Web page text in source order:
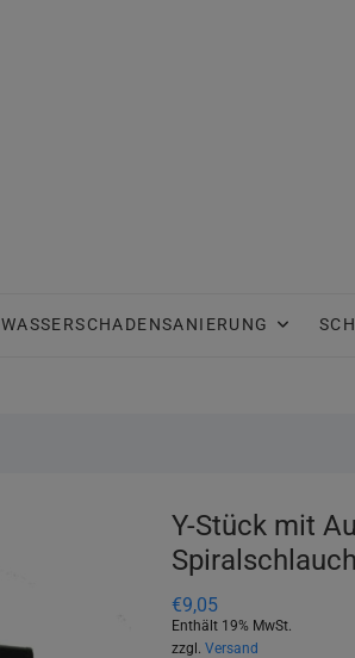
WASSERSCHADENSANIERUNG
Y-Stück mit
Spiralschlauch
€9,05
Enthält 19% MwSt.
zzgl. Versand